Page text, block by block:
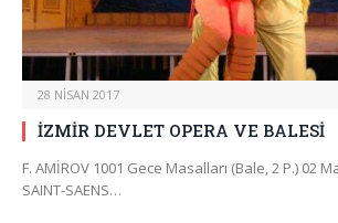
28 NISAN 2017
İZMİR DEVLET OPERA VE BALESİ
F. AMİROV 1001 Gece Masalları (Bale, 2 P.) 02
SAINT-SAENS…